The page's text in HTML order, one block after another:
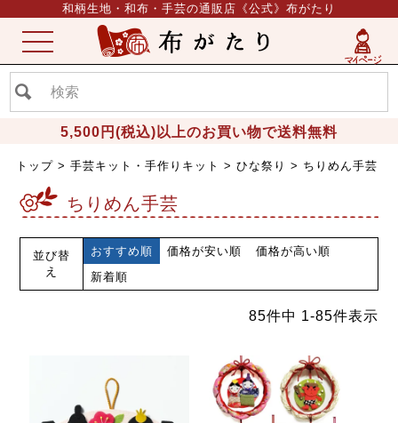
和柄生地・和布・手芸の通販店《公式》布がたり
5,500円(税込)以上のお買い物で送料無料
ME
NU
トップ 手芸キット・手作りキット ひな祭り ちりめん手芸
ちりめん手芸
並び替
え
おすすめ順 価格が安い順
価格が高い順
新着順
85件中 1-85件表示